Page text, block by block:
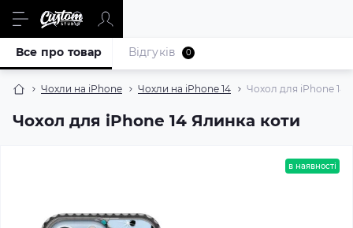
Чохли на iPhone Чохли на iPhone 14 Чохол для iPhone 14
Чохол для iPhone 14 Ялинка коти
Все про товар Відгуків 0
в наявності